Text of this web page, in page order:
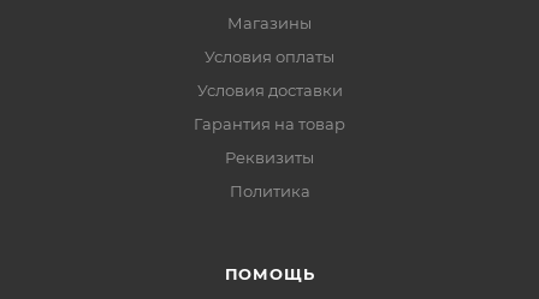
Магазины
Условия оплаты
Условия доставки
Гарантия на товар
Реквизиты
Политика
ПОМОЩЬ